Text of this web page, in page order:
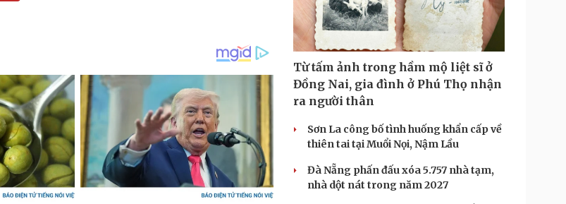
Từ tấm ảnh trong hầm mộ liệt sĩ ở
Đồng Nai, gia đình ở Phú Thọ nhận
ra người thân
Sơn La công bố tình huống khẩn cấp về
thiên tai tại Muổi Nọi, Nậm Lầu
Đà Nẵng phấn đấu xóa 5.757 nhà tạm,
nhà dột nát trong năm 2027